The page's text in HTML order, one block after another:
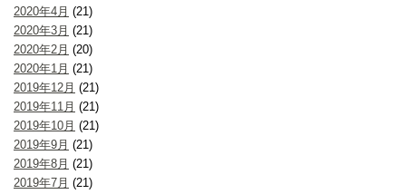
2020年4月 (21)
2020年3月 (21)
2020年2月 (20)
2020年1月 (21)
2019年12月 (21)
2019年11月 (21)
2019年10月 (21)
2019年9月 (21)
2019年8月 (21)
2019年7月 (21)